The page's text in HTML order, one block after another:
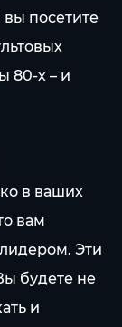
посетите
80-х – и
в ваших
вам
Эти
будете не
и